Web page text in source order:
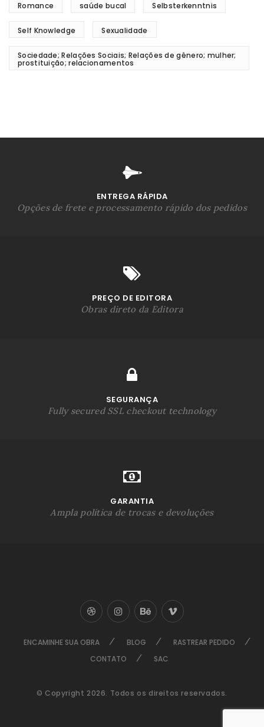
Romance saúde bucal Selbsterkenntnis
Self Knowledge Sexualidade
Sociedade; Relações Sociais; Relações de gênero; mulher;
prostituição; relacionamentos
ENTREGA RÁPIDA
Opções de frete e processamento rápido dos pedidos
PREÇO DE EDITORA
Obras direto da Editora
SEGURANÇA
Fully secured SSL checkout technology
GARANTIA
Ampla política de trocas e devoluções
ENCAMINHE SUA OBRA BLOG
RASTREAR PEDIDO
CONTATO
SAC
© Copyright 2026. Todos os direitos reservados.